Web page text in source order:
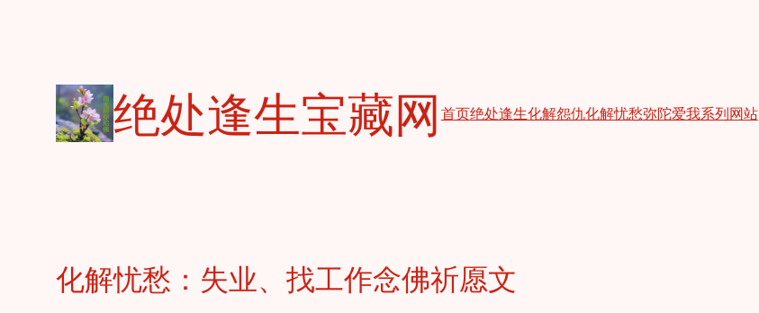
绝处逢生宝藏网首页绝处逢生化解怨仇化解忧愁弥陀爱我系列网站
化解忧愁：失业、找工作念佛祈愿文